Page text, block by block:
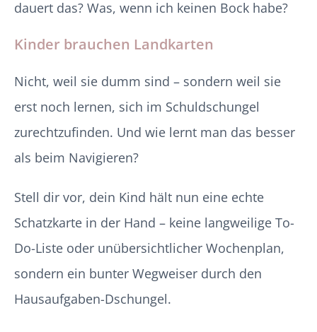
dauert das? Was, wenn ich keinen Bock habe?
Kinder brauchen Landkarten
Nicht, weil sie dumm sind – sondern weil sie
erst noch lernen, sich im Schuldschungel
zurechtzufinden. Und wie lernt man das besser
als beim Navigieren?
Stell dir vor, dein Kind hält nun eine echte
Schatzkarte in der Hand – keine langweilige To-
Do-Liste oder unübersichtlicher Wochenplan,
sondern ein bunter Wegweiser durch den
Hausaufgaben-Dschungel.